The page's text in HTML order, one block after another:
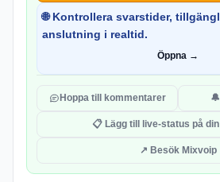
🌐 Kontrollera svarstider,
anslutning i realtid.
Öppna →
Hoppa till kommentarer
📋 Lägg till live-status på
↗ Besök Mixvoip